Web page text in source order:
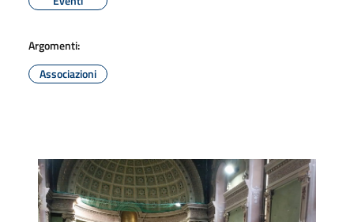
Argomenti:
Associazioni